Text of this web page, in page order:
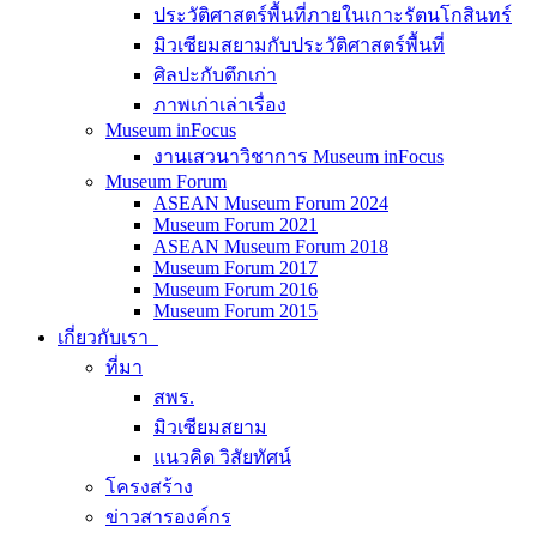
ประวัติศาสตร์พื้นที่ภายในเกาะรัตนโกสินทร์
มิวเซียมสยามกับประวัติศาสตร์พื้นที่
ศิลปะกับตึกเก่า
ภาพเก่าเล่าเรื่อง
Museum inFocus
งานเสวนาวิชาการ Museum inFocus
Museum Forum
ASEAN Museum Forum 2024
Museum Forum 2021
ASEAN Museum Forum 2018
Museum Forum 2017
Museum Forum 2016
Museum Forum 2015
เกี่ยวกับเรา
ที่มา
สพร.
มิวเซียมสยาม
แนวคิด วิสัยทัศน์
โครงสร้าง
ข่าวสารองค์กร